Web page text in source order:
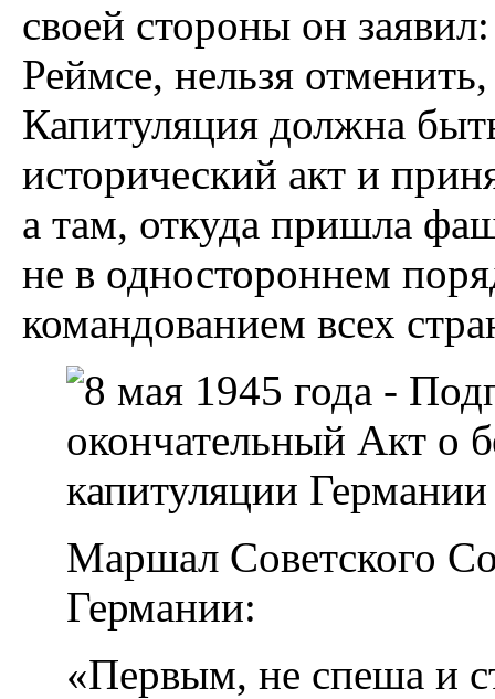
своей стороны он
Реймсе, нельзя
Капитуляция должна
исторический акт и
а там, откуда пришла
не в одностороннем
командованием всех
Маршал Советского
Германии:
«Первым, не спеша и